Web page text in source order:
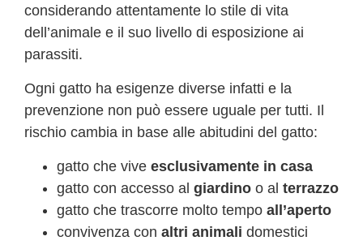
considerando attentamente lo stile di vita
dell’animale e il suo livello di esposizione ai
parassiti.
Ogni gatto ha esigenze diverse infatti e la
prevenzione non può essere uguale per tutti. Il
rischio cambia in base alle abitudini del gatto:
gatto che vive esclusivamente in casa
gatto con accesso al giardino o al terrazzo
gatto che trascorre molto tempo all’aperto
convivenza con altri animali domestici